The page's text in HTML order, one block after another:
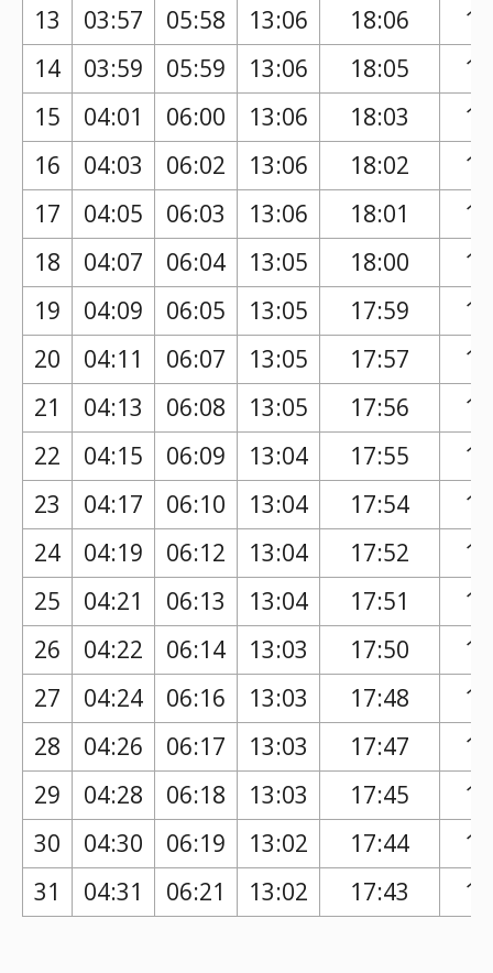
13 03:57 05:58 13:06 18:06
14
03:59 05:59 13:06 18:05
15
04:01 06:00 13:06 18:03
16
04:03 06:02 13:06 18:02
17
04:05 06:03 13:06 18:01
18
04:07 06:04 13:05 18:00
19
04:09 06:05 13:05 17:59
20
04:11 06:07 13:05 17:57
21
04:13 06:08 13:05 17:56
22
04:15 06:09 13:04 17:55
23
04:17 06:10 13:04 17:54
24
04:19 06:12 13:04 17:52
25
04:21 06:13 13:04 17:51
26
04:22 06:14 13:03 17:50
27
04:24 06:16 13:03 17:48
28
04:26 06:17 13:03 17:47
29
04:28 06:18 13:03 17:45
30
04:30 06:19 13:02 17:44
31
04:31 06:21 13:02 17:43